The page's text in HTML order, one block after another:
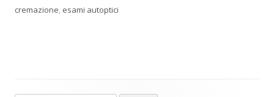
cremazione, esami autoptici